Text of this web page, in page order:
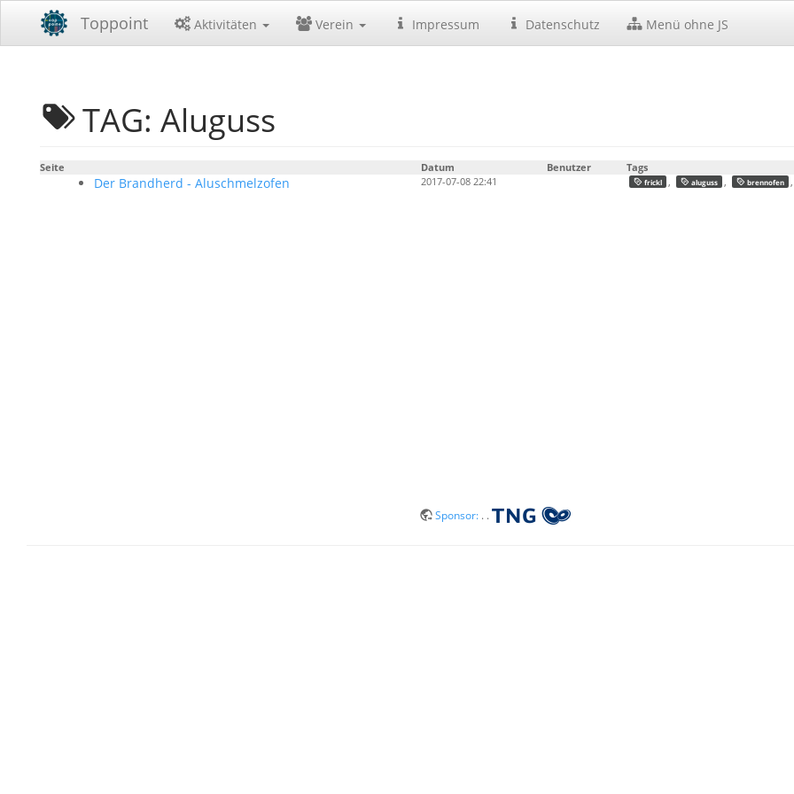
Toppoint Aktivitäten Verein Impressum Datenschutz Menü ohne JS
TAG: Aluguss
Seite Datum Benutzer Tags
Der Brandherd - Aluschmelzofen 2017-07-08 22:41 frickl aluguss brennofen
Sponsor: . .